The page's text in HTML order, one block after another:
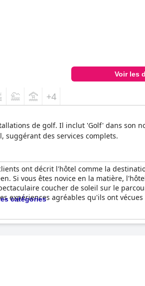
Voir les
+4
de golf. Il inclut 'Golf' dans son
suggérant des services complets.
ont décrit l'hôtel comme la
Si vous êtes novice en la matière,
coucher de soleil sur le
expériences agréables qu'ils ont
catégories